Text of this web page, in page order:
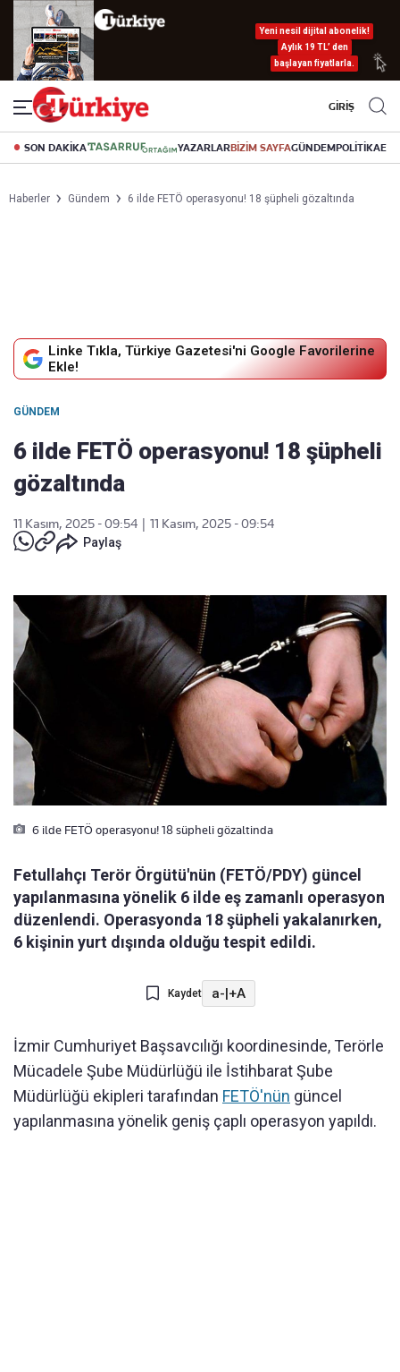
Yeni nesil dijital abonelik!
Aylık 19 TL’ den
başlayan fiyatlarla.
GİRİŞ
SON DAKİKA YAZARLARBİZİM SAYFAGÜNDEMPOLİTİKA
Haberler Gündem 6 ilde FETÖ operasyonu! 18 şüpheli gözaltında
Linke Tıkla, Türkiye Gazetesi'ni Google Favorilerine
Ekle!
GÜNDEM
6 ilde FETÖ operasyonu! 18 şüpheli
gözaltında
11 Kasım, 2025 - 09:54
11 Kasım, 2025 - 09:54
Paylaş
6 ilde FETÖ operasyonu! 18 süpheli gözaltinda
Fetullahçı Terör Örgütü'nün (FETÖ/PDY) güncel
yapılanmasına yönelik 6 ilde eş zamanlı operasyon
düzenlendi. Operasyonda 18 şüpheli yakalanırken,
6 kişinin yurt dışında olduğu tespit edildi.
Kaydet a-|+A
İzmir Cumhuriyet Başsavcılığı koordinesinde, Terörle
Mücadele Şube Müdürlüğü ile İstihbarat Şube
Müdürlüğü ekipleri tarafından FETÖ'nün güncel
yapılanmasına yönelik geniş çaplı operasyon yapıldı.